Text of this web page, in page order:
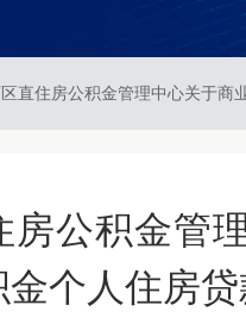
房公积金管
个人住房